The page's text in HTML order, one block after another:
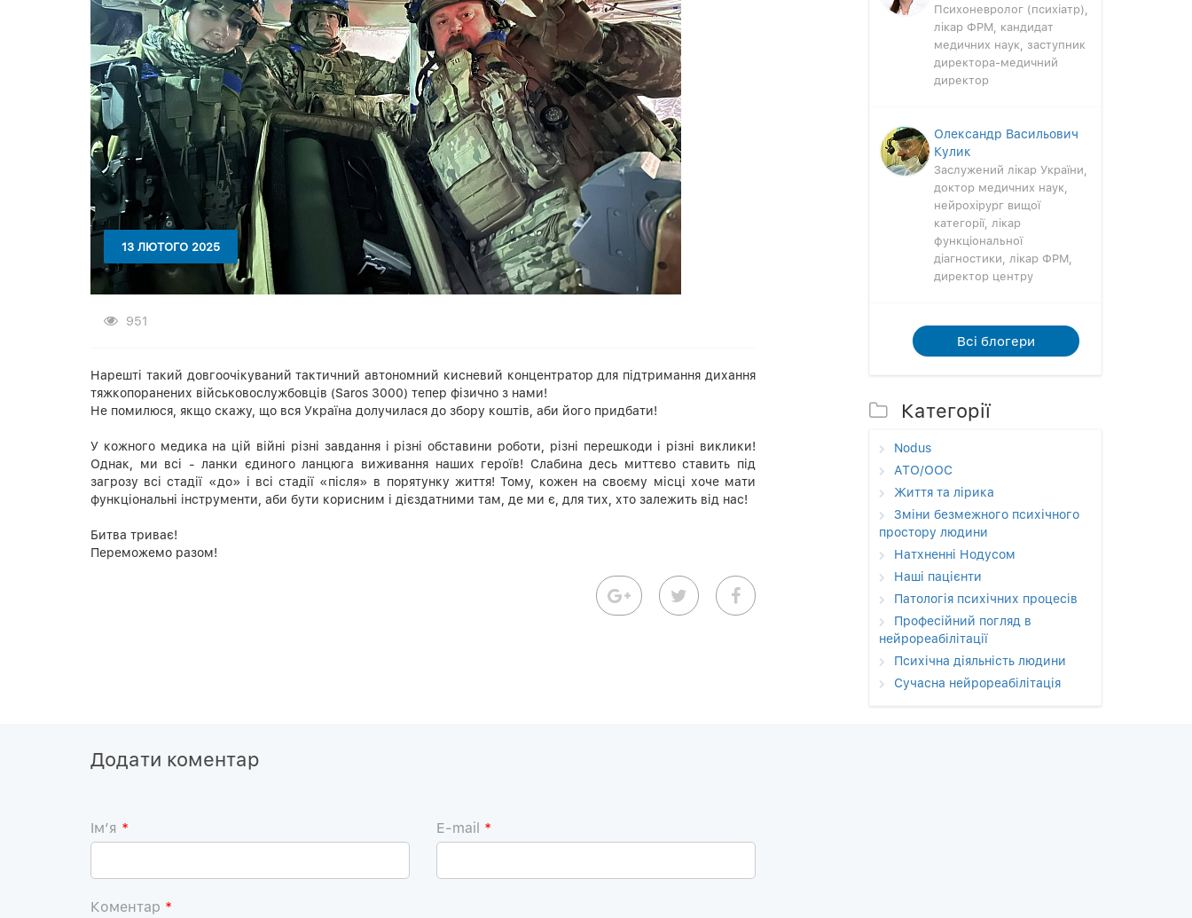
13 ЛЮТОГО 2025
951
Нарешті такий довгоочікуваний тактичний автономний кисневий концентратор для підтримання дихання
тяжкопоранених військовослужбовців (Saros 3000) тепер фізично з нами!
Не помилюся, якщо скажу, що вся Україна долучилася до збору коштів, аби його придбати!
У кожного медика на цій війні різні завдання і різні обставини роботи, різні перешкоди і різні виклики!
Однак, ми всі - ланки єдиного ланцюга виживання наших героїв! Слабина десь миттєво ставить під
загрозу всі стадії «до» і всі стадії «після» в порятунку життя! Тому, кожен на своєму місці хоче мати
функціональні інструменти, аби бути корисним і дієздатними там, де ми є, для тих, хто залежить від нас!
Битва триває!
Переможемо разом!
Психоневролог (психіатр),
лікар ФРМ, кандидат
медичних наук, заступник
директора-медичний
директор
Олександр Васильович
Кулик
Заслужений лікар України,
доктор медичних наук,
нейрохірург вищої
категорії, лікар
функціональної
діагностики, лікар ФРМ,
директор центру
Всi блогери
Категорії
Nodus
АТО/ООС
Життя та лірика
Зміни безмежного психічного
простору людини
Натхненні Нодусом
Наші пацієнти
Патологія психічних процесів
Професійний погляд в
нейрореабілітації
Психічна діяльність людини
Сучасна нейрореабілітація
Додати коментар
Iм’я * E-mail *
Коментар *